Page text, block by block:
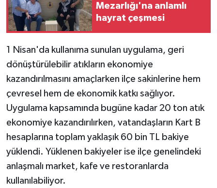
Mezarlığı'na anlamlı
hayrat çeşmesi
1 Nisan'da kullanıma sunulan uygulama, geri
dönüştürülebilir atıkların ekonomiye
kazandırılmasını amaçlarken ilçe sakinlerine hem
çevresel hem de ekonomik katkı sağlıyor.
Uygulama kapsamında bugüne kadar 20 ton atık
ekonomiye kazandırılırken, vatandaşların Kart B
hesaplarına toplam yaklaşık 60 bin TL bakiye
yüklendi. Yüklenen bakiyeler ise ilçe genelindeki
anlaşmalı market, kafe ve restoranlarda
kullanılabiliyor.